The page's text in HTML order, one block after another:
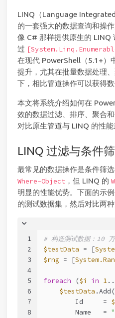
LINQ（Language
的一套强大的数据查询和操
像 C# 那样提供原生的 LINQ
过
在现代 PowerShell（5.1+）
提升，尤其在批量数据处理
下，相比管道操作可以获得
本文将系统介绍如何在
效的数据过滤、排序、聚合
对比原生管道与 LINQ 的性能
LINQ 过滤与条件
最常见的数据操作是条件筛
Where-Object ，但 LINQ 的
明显的性能优势。下面的示
的测试数据集，然后对比两种
1
2
3
4
5
6
7
8
# 构造测试数据：10
$testData = [
$rng = [
foreach ($i in 1..
$testData
        Id     =
        Name   =